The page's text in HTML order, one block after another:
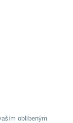
oblíbeným